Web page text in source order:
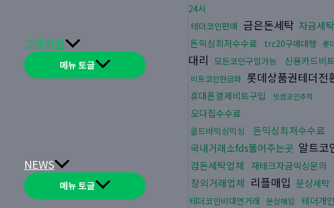
고객지원
메뉴 토글
NEWS
메뉴 토글
24시
테더코인판매 금은돈세탁 자금세
돈믹싱최저수수료 trc20구매대행 롯
대리 모든코인구입가능 신용카드비
비트코인현금화 롯데상품권테더전
휴대폰결제비트구입 빗썸코인추적
오다집수수료
골드바믹싱믹싱
돈믹싱최저수수료
국내거래소fds뚫어주는곳 알트코
검돈세탁업체 재테크자금믹싱문의
장외거래업체 리플매입 문상세탁
테더코인비대면거래 문상매입
테더개